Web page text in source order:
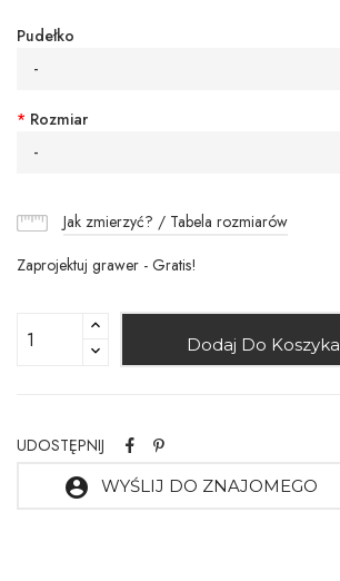
Pudełko
-
* Rozmiar
-
Jak zmierzyć? / Tabela rozmiarów
Zaprojektuj grawer - Gratis!
Dodaj Do Koszyka
UDOSTĘPNIJ
account_circle WYŚLIJ DO ZNAJOMEGO